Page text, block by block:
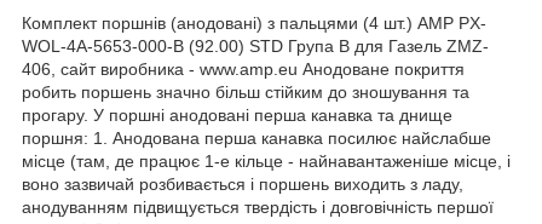
Комплект поршнів (анодовані) з пальцями (4 шт.) AMP PX-
WOL-4A-5653-000-B (92.00) STD Група B для Газель ZMZ-
406, сайт виробника - www.amp.eu Анодоване покриття
робить поршень значно більш стійким до зношування та
прогару. У поршні анодовані перша канавка та днище
поршня: 1. Анодована перша канавка посилює найслабше
місце (там, де працює 1-е кільце - найнавантаженіше місце, і
воно зазвичай розбивається і поршень виходить з ладу,
анодуванням підвищується твердість і довговічність першої